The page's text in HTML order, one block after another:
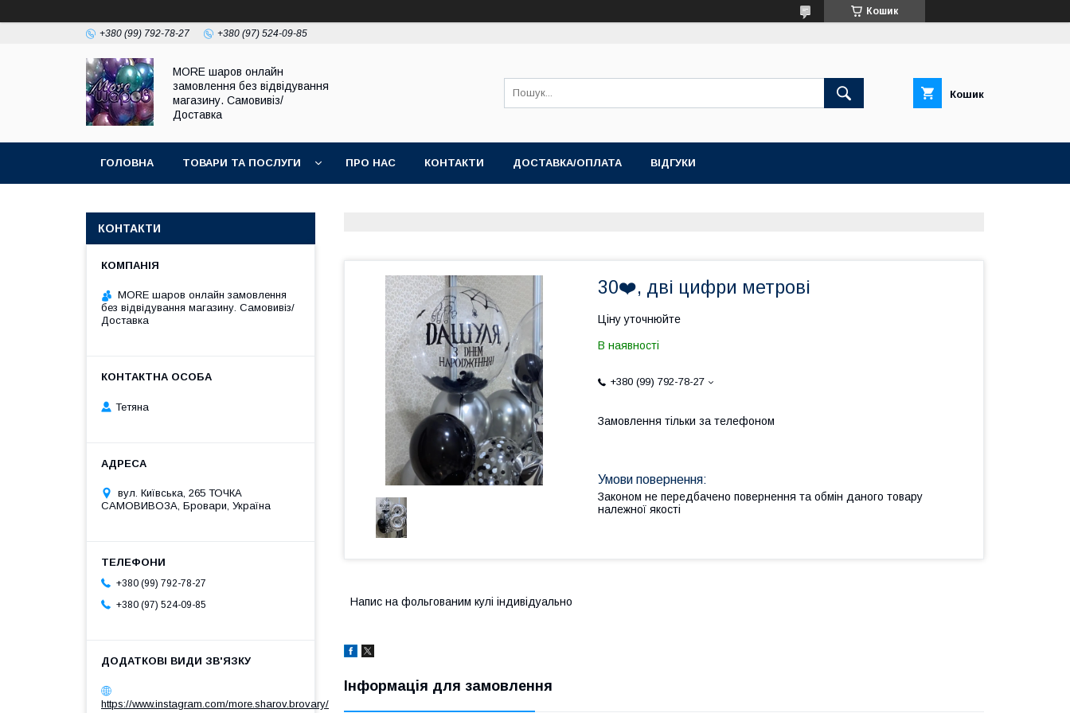
Кошик
+380 (99) 792-78-27 +380 (97) 524-09-85
MORE шаров онлайн
замовлення без відвідування
магазину. Самовивіз/
Доставка
Кошик
ГОЛОВНА ТОВАРИ ТА ПОСЛУГИ ПРО НАС КОНТАКТИ ДОСТАВКА/ОПЛАТА ВІДГУКИ
30❤️, дві цифри метрові
Ціну уточнюйте
В наявності
+380 (99) 792-78-27
Замовлення тільки за телефоном
Законом не передбачено повернення та обмін даного товару
належної якості
Напис на фольгованим кулі індивідуально
Інформація для замовлення
КОНТАКТИ
MORE шаров онлайн замовлення
без відвідування магазину. Самовивіз/
Доставка
Тетяна
вул. Київська, 265 ТОЧКА
САМОВИВОЗА, Бровари, Україна
+380 (99) 792-78-27
+380 (97) 524-09-85
https://www.instagram.com/more.sharov.brovary/